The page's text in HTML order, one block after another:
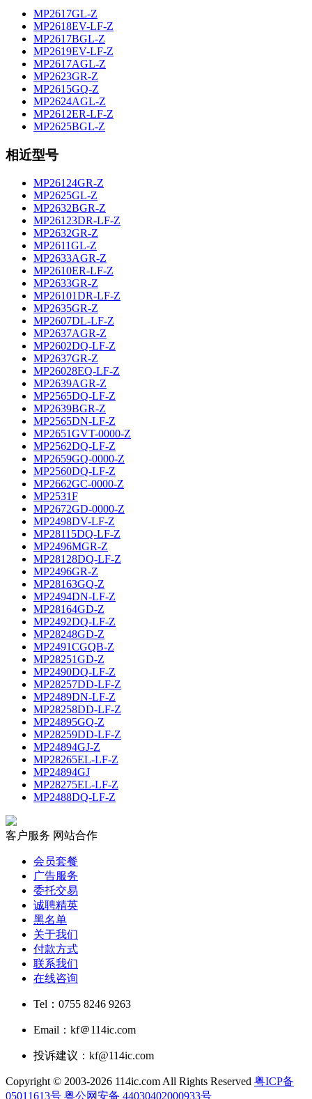
MP2617GL-Z
MP2618EV-LF-Z
MP2617BGL-Z
MP2619EV-LF-Z
MP2617AGL-Z
MP2623GR-Z
MP2615GQ-Z
MP2624AGL-Z
MP2612ER-LF-Z
MP2625BGL-Z
相近型号
MP26124GR-Z
MP2625GL-Z
MP2632BGR-Z
MP26123DR-LF-Z
MP2632GR-Z
MP2611GL-Z
MP2633AGR-Z
MP2610ER-LF-Z
MP2633GR-Z
MP26101DR-LF-Z
MP2635GR-Z
MP2607DL-LF-Z
MP2637AGR-Z
MP2602DQ-LF-Z
MP2637GR-Z
MP26028EQ-LF-Z
MP2639AGR-Z
MP2565DQ-LF-Z
MP2639BGR-Z
MP2565DN-LF-Z
MP2651GVT-0000-Z
MP2562DQ-LF-Z
MP2659GQ-0000-Z
MP2560DQ-LF-Z
MP2662GC-0000-Z
MP2531F
MP2672GD-0000-Z
MP2498DV-LF-Z
MP28115DQ-LF-Z
MP2496MGR-Z
MP28128DQ-LF-Z
MP2496GR-Z
MP28163GQ-Z
MP2494DN-LF-Z
MP28164GD-Z
MP2492DQ-LF-Z
MP28248GD-Z
MP2491CGQB-Z
MP28251GD-Z
MP2490DQ-LF-Z
MP28257DD-LF-Z
MP2489DN-LF-Z
MP28258DD-LF-Z
MP24895GQ-Z
MP28259DD-LF-Z
MP24894GJ-Z
MP28265EL-LF-Z
MP24894GJ
MP28275EL-LF-Z
MP2488DQ-LF-Z
客户服务 网站合作
会员套餐
广告服务
委托交易
诚聘精英
黑名单
关于我们
付款方式
联系我们
在线咨询
Tel：0755 8246 9263
Email：kf＠114ic.com
投诉建议：kf@114ic.com
Copyright © 2003-2026 114ic.com All Rights Reserved 粤ICP备
05011613号 粤公网安备 44030402000933号